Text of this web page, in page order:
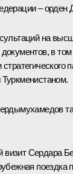
– орден
на
, в
визитСердара